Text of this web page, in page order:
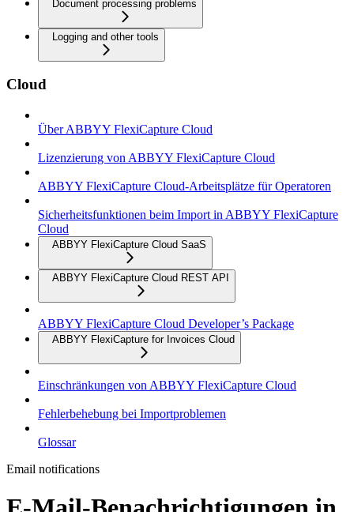
Document processing problems
Logging and other tools
Cloud
Über ABBYY FlexiCapture Cloud
Lizenzierung von ABBYY FlexiCapture Cloud
ABBYY FlexiCapture Cloud-Arbeitsplätze für Operatoren
Sicherheitsfunktionen beim Import in ABBYY FlexiCapture
Cloud
ABBYY FlexiCapture Cloud SaaS
ABBYY FlexiCapture Cloud REST API
ABBYY FlexiCapture Cloud Developer’s Package
ABBYY FlexiCapture for Invoices Cloud
Einschränkungen von ABBYY FlexiCapture Cloud
Fehlerbehebung bei Importproblemen
Glossar
Email notifications